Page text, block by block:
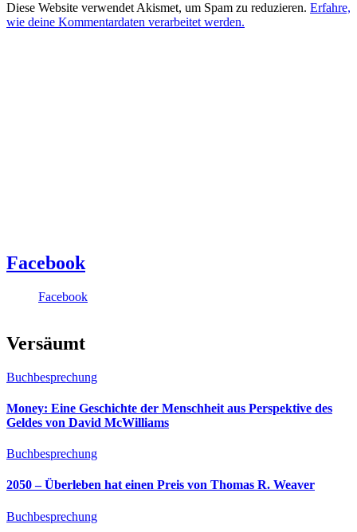
Diese Website verwendet Akismet, um Spam zu reduzieren. Erfahre,
wie deine Kommentardaten verarbeitet werden.
Facebook
Facebook
Versäumt
Buchbesprechung
Money: Eine Geschichte der Menschheit aus Perspektive des
Geldes von David McWilliams
Buchbesprechung
2050 – Überleben hat einen Preis von Thomas R. Weaver
Buchbesprechung